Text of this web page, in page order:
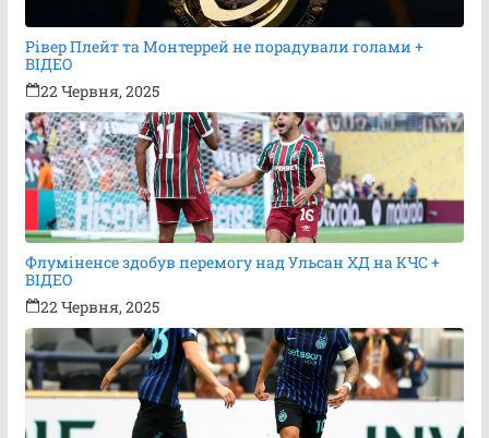
Рівер Плейт та Монтеррей не порадували голами +
ВІДЕО
22 Червня, 2025
Флуміненсе здобув перемогу над Ульсан ХД на КЧС +
ВІДЕО
22 Червня, 2025